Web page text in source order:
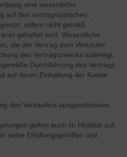
eine wesentliche
auf den vertragstypischen,
sofern nicht gemäß
gehaftet wird. Wesentliche
die der Vertrag dem Verkäufer
des Vertragszwecks auferlegt,
Durchführung des Vertrags
auf deren Einhaltung der Kunde
des Verkäufers ausgeschlossen.
gelten auch im Hinblick auf
seine Erfüllungsgehilfen und